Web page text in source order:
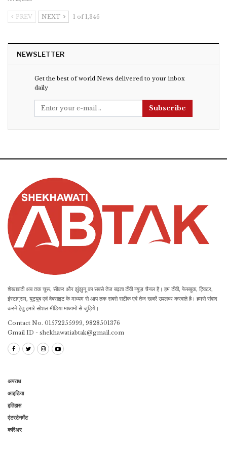
PREV NEXT 1 of 1,346
NEWSLETTER
Get the best of world News delivered to your inbox
daily
Subscribe
शेखावाटी अब तक चूरू, सीकर और झुंझुनू का सबसे तेज बढ़ता टीवी न्यूज़ चैनल है। हम टीवी, फेसबुक, ट्विटर,
इंस्टाग्राम, यूट्यूब एवं वेबसाइट के माध्यम से आप तक सबसे सटीक एवं तेज खबरें उपलब्ध करवाते है। हमसे संवाद
करने हेतु हमारे सोशल मीडिया माध्यमों से जुड़िये।
Contact No. 01572255999, 9828501376
Gmail ID - shekhawatiabtak@gmail.com
अपराध
आइडिया
इतिहास
एंटरटेनमेंट
करिअर